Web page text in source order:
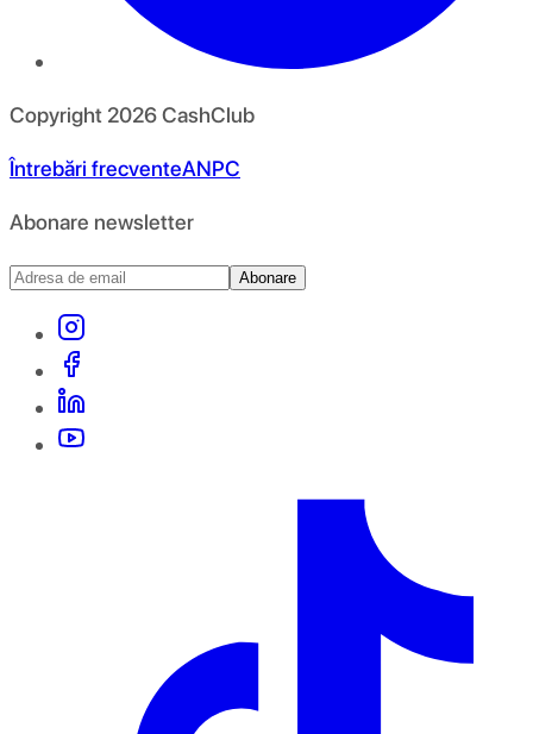
Copyright 2026CashClub
Întrebări frecventeANPC
Abonare newsletter
Abonare